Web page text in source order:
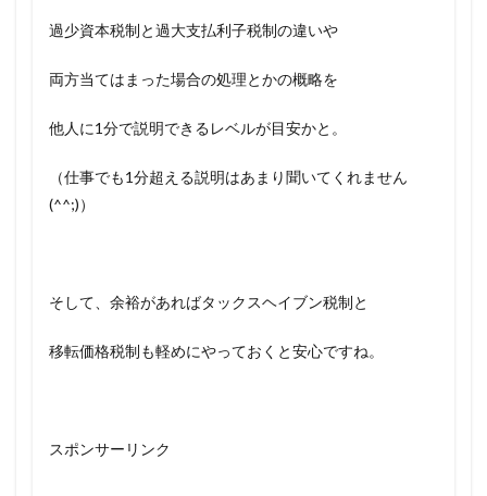
過少資本税制と過大支払利子税制の違いや
両方当てはまった場合の処理とかの概略を
他人に1分で説明できるレベルが目安かと。
（仕事でも1分超える説明はあまり聞いてくれません
(^^;)）
そして、余裕があればタックスヘイブン税制と
移転価格税制も軽めにやっておくと安心ですね。
スポンサーリンク